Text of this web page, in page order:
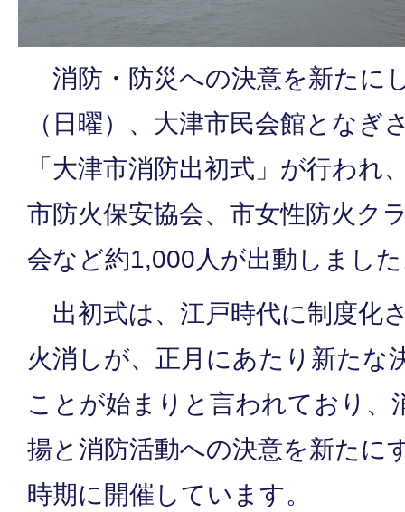
消防・防災への決意を新たに
（日曜）、大津市民会館となぎ
「大津市消防出初式」が行われ
市防火保安協会、市女性防火ク
会など約1,000人が出動しまし
出初式は、江戸時代に制度化
火消しが、正月にあたり新たな
ことが始まりと言われており、
揚と消防活動への決意を新たに
時期に開催しています。